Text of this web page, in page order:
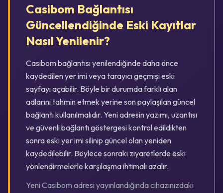
Casibom Bağlantısı
Güncellendiğinde Eski Kayıtlar
Nasıl Yenilenir?
Casibom bağlantısı yenilendiğinde daha önce
kaydedilen yer imi veya tarayıcı geçmişi eski
sayfayı açabilir. Böyle bir durumda farklı alan
adlarını tahmin etmek yerine son paylaşılan güncel
bağlantı kullanılmalıdır. Yeni adresin yazımı, uzantısı
ve güvenli bağlantı göstergesi kontrol edildikten
sonra eski yer imi silinip güncel olan yeniden
kaydedilebilir. Böylece sonraki ziyaretlerde eski
yönlendirmelerle karşılaşma ihtimali azalır.
Yeni Casibom adresi yayınlandığında cihazınızdaki